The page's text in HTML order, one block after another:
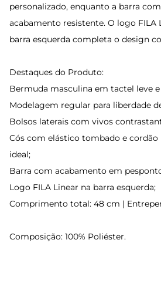
personalizado, enquanto a barra
acabamento resistente. O logo FILA
barra esquerda completa o design
Destaques do Produto:
Bermuda masculina em tactel leve e
Modelagem regular para liberdade
Bolsos laterais com vivos
Cós com elástico tombado e
ideal;
Barra com acabamento em
Logo FILA Linear na barra esquerda;
Comprimento total: 48 cm |
Composição: 100% Poliéster.